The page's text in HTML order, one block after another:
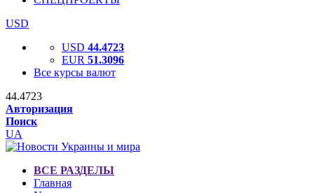
USD
USD 44.4723
EUR 51.3096
Все курсы валют
44.4723
Авторизация
Поиск
UA
ВСЕ РАЗДЕЛЫ
Главная